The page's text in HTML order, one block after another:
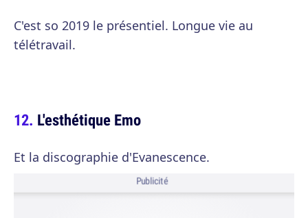
C'est so 2019 le présentiel. Longue vie au
télétravail.
L'esthétique Emo
Et la discographie d'Evanescence.
Publicité